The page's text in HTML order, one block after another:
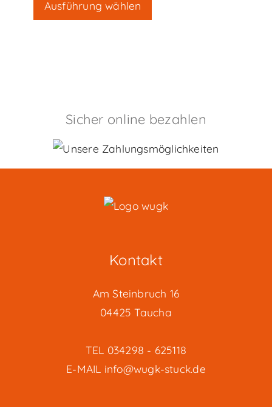
Ausführung wählen
Optionen
auf
gewählt
Sicher online bezahlen
Kontakt
Am Steinbruch 16
04425 Taucha
TEL 034298 - 625118
E-MAIL info@wugk-stuck.de